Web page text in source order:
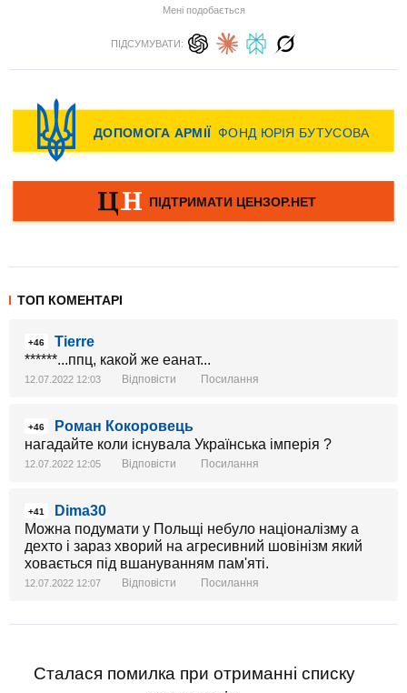
Мені подобається
ПІДСУМУВАТИ:
ТОП КОМЕНТАРІ
+46
Tierre
******...ппц, какой же еанат...
12.07.2022 12:03 Відповісти Посилання
+46
Роман Кокоровець
нагадайте коли існувала Українська імперія ?
12.07.2022 12:05 Відповісти Посилання
+41
Dima30
Можна подумати у Польщі небуло націоналізму а
дехто і зараз хворий на агресивний шовінізм який
ховається під вшануванням пам'яті.
12.07.2022 12:07 Відповісти Посилання
Сталася помилка при отриманні списку